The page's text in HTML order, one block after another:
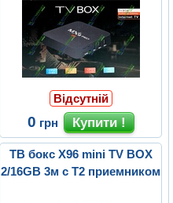
Відсутній
0 грн
ТВ бокс X96 mini TV BOX
2/16GB 3м с Т2 приемником